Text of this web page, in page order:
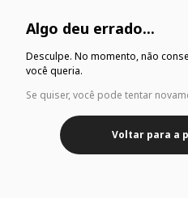
Algo deu errado...
Desculpe. No momento, não
você queria.
Se quiser, você pode tentar
Voltar para a